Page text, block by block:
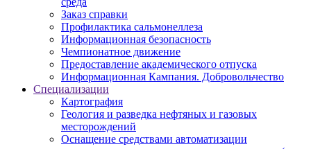
Заказ справки
Профилактика сальмонеллеза
Информационная безопасность
Чемпионатное движение
Предоставление академического отпуска
Информационная Кампания. Добровольчество
Специализации
Картография
Геология и разведка нефтяных и газовых
месторождений
Оснащение средствами автоматизации